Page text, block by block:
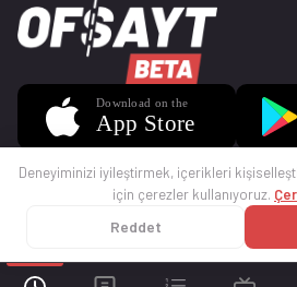
© 2025 Ofsayt
Deneyiminizi iyileştirmek, içerikleri
için çerezler kullanıyoruz.
Reddet